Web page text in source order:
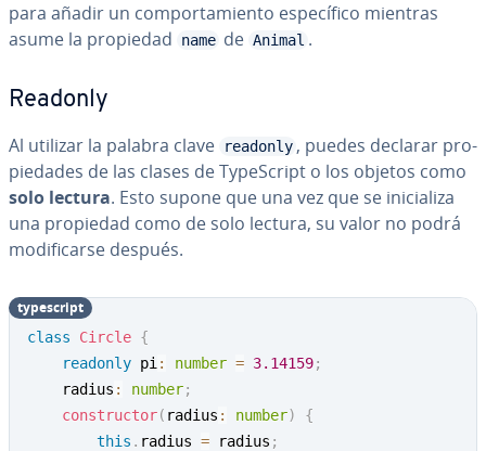
para añadir un co­m­po­r­ta­mie­n­to es­pe­cí­fi­co mientras
asume la propiedad
name de Animal .
Readonly
Al utilizar la palabra clave readonly , puedes declarar pro­
pie­da­des de las clases de Ty­pe­S­cri­pt o los objetos como
solo lectura. Esto supone que una vez que se ini­cia­li­za
una propiedad como de solo lectura, su valor no podrá
mo­di­fi­car­se después.
class Circle {
readonly pi : number = 3.14159;
    radius
: number;
constructor( radius : number)
{
this . radius = radius ;
ty­pe­s­cri­pt